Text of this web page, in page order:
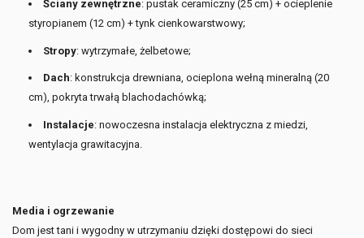
Ściany zewnętrzne: pustak ceramiczny (25 cm) + ocieplenie
styropianem (12 cm) + tynk cienkowarstwowy;
Stropy: wytrzymałe, żelbetowe;
Dach: konstrukcja drewniana, ocieplona wełną mineralną (20
cm), pokryta trwałą blachodachówką;
Instalacje: nowoczesna instalacja elektryczna z miedzi,
wentylacja grawitacyjna.
Media i ogrzewanie
Dom jest tani i wygodny w utrzymaniu dzięki dostępowi do sieci